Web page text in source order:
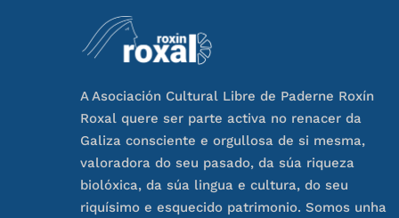
A Asociación Cultural Libre de Paderne Roxín
Roxal quere ser parte activa no renacer da
Galiza consciente e orgullosa de si mesma,
valoradora do seu pasado, da súa riqueza
biolóxica, da súa lingua e cultura, do seu
riquísimo e esquecido patrimonio. Somos unha